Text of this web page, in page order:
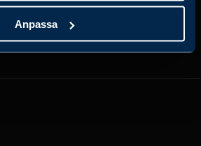
Anpassa